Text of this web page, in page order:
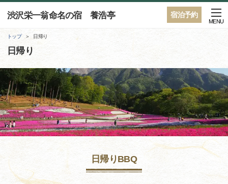
宿泊予約
渋沢栄一翁命名の宿 養浩亭
MENU
トップ 日帰り
日帰り
日帰りBBQ